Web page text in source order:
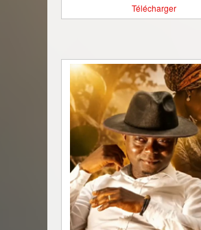
Télécharger